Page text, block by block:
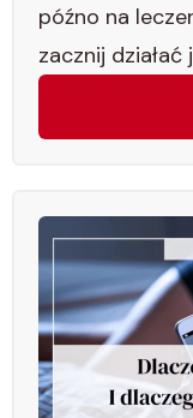
późno na
zacznij działać